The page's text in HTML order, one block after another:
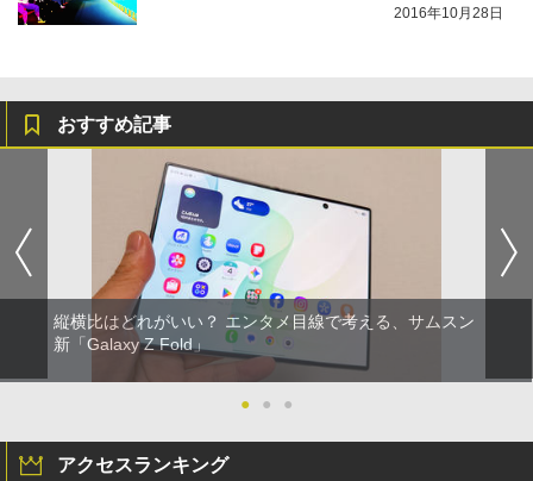
2016年10月28日
おすすめ記事
縦横比はどれがいい？ エンタメ目線で考える、サムスン
新「Galaxy Z Fold」
● ● ●
アクセスランキング